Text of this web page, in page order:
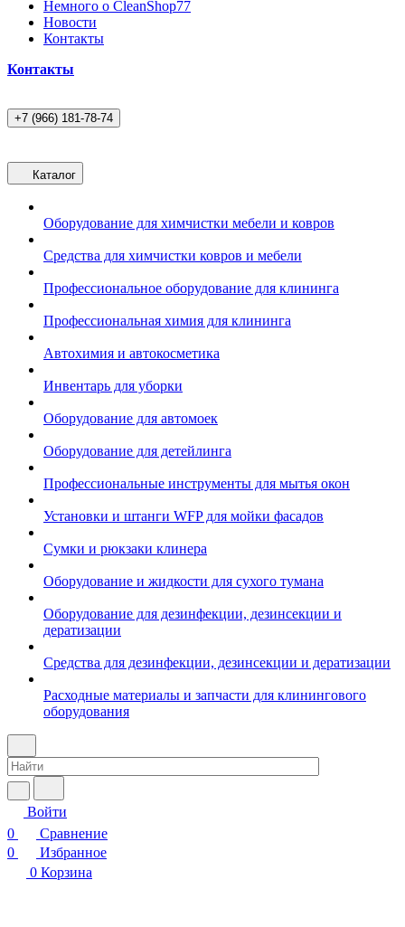
Немного о CleanShop77
Новости
Контакты
Контакты
+7 (966) 181-78-74
Каталог
Оборудование для химчистки мебели и ковров
Средства для химчистки ковров и мебели
Профессиональное оборудование для клининга
Профессиональная химия для клининга
Автохимия и автокосметика
Инвентарь для уборки
Оборудование для автомоек
Оборудование для детейлинга
Профессиональные инструменты для мытья окон
Установки и штанги WFP для мойки фасадов
Сумки и рюкзаки клинера
Оборудование и жидкости для сухого тумана
Оборудование для дезинфекции, дезинсекции и
дератизации
Средства для дезинфекции, дезинсекции и дератизации
Расходные материалы и запчасти для клинингового
оборудования
Войти
0
Сравнение
0
Избранное
0 Корзина